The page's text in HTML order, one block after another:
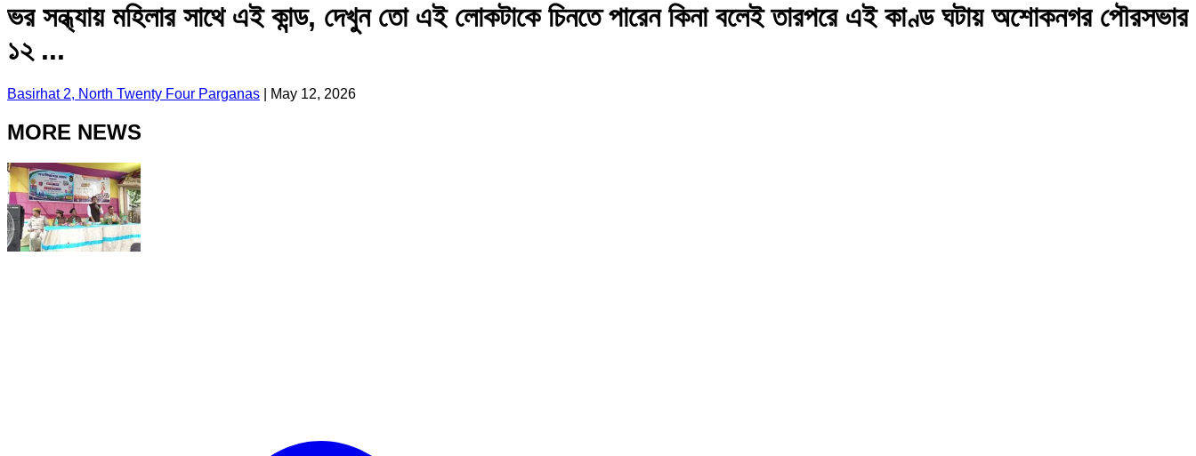
ভর সন্ধ্যায় মহিলার সাথে এই কান্ড, দেখুন তো এই লোকটাকে চিনতে পারেন কিনা বলেই তারপরে এই কাণ্ড ঘটায় অশোকনগর পৌরসভার
১২ ...
Basirhat 2, North Twenty Four Parganas May 12, 2026
MORE NEWS